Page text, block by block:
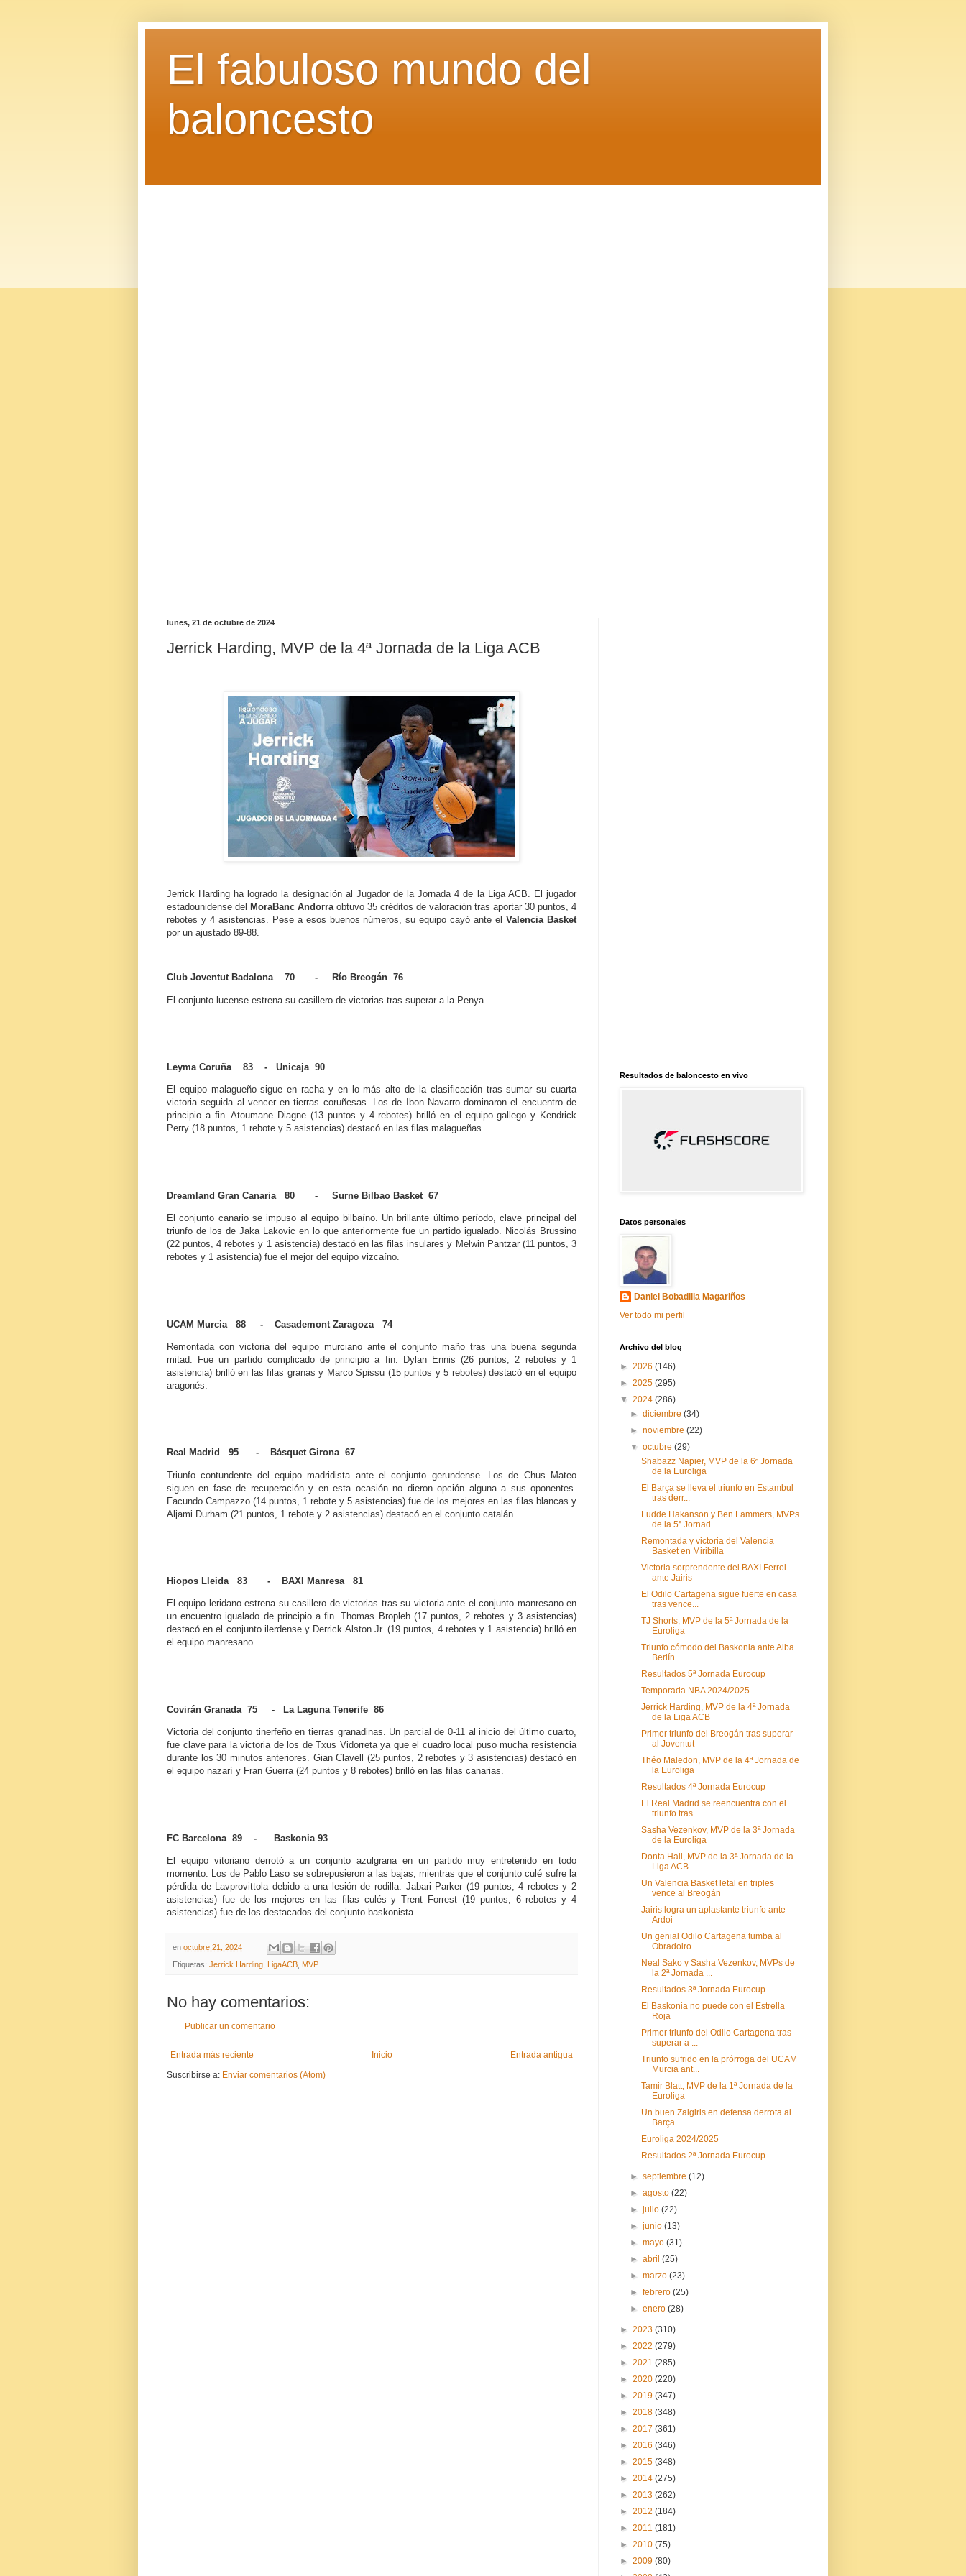
El fabuloso mundo del
baloncesto
lunes, 21 de octubre de 2024
Jerrick Harding, MVP de la 4ª Jornada de la Liga ACB
Jerrick Harding ha logrado la designación al Jugador de la Jornada 4 de la Liga ACB. El jugador
estadounidense del MoraBanc Andorra obtuvo 35 créditos de valoración tras aportar 30 puntos, 4
rebotes y 4 asistencias. Pese a esos buenos números, su equipo cayó ante elValencia Basket
por un ajustado 89-88.
Club Joventut Badalona 70 - Río Breogán 76
El conjunto lucense estrena su casillero de victorias tras superar a la Penya.
Leyma Coruña 83 - Unicaja 90
El equipo malagueño sigue en racha y en lo más alto de la clasificación tras sumar su cuarta
victoria seguida al vencer en tierras coruñesas. Los de Ibon Navarro dominaron el encuentro de
principio a fin. Atoumane Diagne (13 puntos y 4 rebotes) brilló en el equipo gallego y Kendrick
Perry (18 puntos, 1 rebote y 5 asistencias) destacó en las filas malagueñas.
Dreamland Gran Canaria 80 - Surne Bilbao Basket 67
El conjunto canario se impuso al equipo bilbaíno. Un brillante último período, clave principal del
triunfo de los de Jaka Lakovic en lo que anteriormente fue un partido igualado. Nicolás Brussino
(22 puntos, 4 rebotes y 1 asistencia) destacó en las filas insulares y Melwin Pantzar (11 puntos, 3
rebotes y 1 asistencia) fue el mejor del equipo vizcaíno.
UCAM Murcia 88 - Casademont Zaragoza 74
Remontada con victoria del equipo murciano ante el conjunto maño tras una buena segunda
mitad. Fue un partido complicado de principio a fin. Dylan Ennis (26 puntos, 2 rebotes y 1
asistencia) brilló en las filas granas y Marco Spissu (15 puntos y 5 rebotes) destacó en el equipo
aragonés.
Real Madrid 95 - Básquet Girona 67
Triunfo contundente del equipo madridista ante el conjunto gerundense. Los de Chus Mateo
siguen en fase de recuperación y en esta ocasión no dieron opción alguna a sus oponentes.
Facundo Campazzo (14 puntos, 1 rebote y 5 asistencias) fue de los mejores en las filas blancas y
Aljami Durham (21 puntos, 1 rebote y 2 asistencias) destacó en el conjunto catalán.
Hiopos Lleida 83 - BAXI Manresa 81
El equipo leridano estrena su casillero de victorias tras su victoria ante el conjunto manresano en
un encuentro igualado de principio a fin. Thomas Bropleh (17 puntos, 2 rebotes y 3 asistencias)
destacó en el conjunto ilerdense y Derrick Alston Jr. (19 puntos, 4 rebotes y 1 asistencia) brilló en
el equipo manresano.
Covirán Granada 75 - La Laguna Tenerife 86
Victoria del conjunto tinerfeño en tierras granadinas. Un parcial de 0-11 al inicio del último cuarto,
fue clave para la victoria de los de Txus Vidorreta ya que el cuadro local puso mucha resistencia
durante los 30 minutos anteriores. Gian Clavell (25 puntos, 2 rebotes y 3 asistencias) destacó en
el equipo nazarí y Fran Guerra (24 puntos y 8 rebotes) brilló en las filas canarias.
FC Barcelona 89 - Baskonia 93
El equipo vitoriano derrotó a un conjunto azulgrana en un partido muy entretenido en todo
momento. Los de Pablo Laso se sobrepusieron a las bajas, mientras que el conjunto culé sufre la
pérdida de Lavprovittola debido a una lesión de rodilla. Jabari Parker (19 puntos, 4 rebotes y 2
asistencias) fue de los mejores en las filas culés y Trent Forrest (19 puntos, 6 rebotes y 4
asistencias) fue de los destacados del conjunto baskonista.
en octubre 21, 2024
Etiquetas: Jerrick Harding LigaACB MVP
No hay comentarios:
Publicar un comentario
Entrada más reciente Entrada antigua
Inicio
Suscribirse a: Enviar comentarios (Atom)
Resultados de baloncesto en vivo
Datos personales
Daniel Bobadilla Magariños
Ver todo mi perfil
Archivo del blog
► 2026 (146)
► 2025 (295)
▼ 2024 (286)
►diciembre(34)
►noviembre(22)
▼octubre(29)
Shabazz Napier, MVP de la 6ª Jornada
de la Euroliga
El Barça se lleva el triunfo en Estambul
tras derr...
Ludde Hakanson y Ben Lammers, MVPs
de la 5ª Jornad...
Remontada y victoria del Valencia
Basket en Miribilla
Victoria sorprendente del BAXI Ferrol
ante Jairis
El Odilo Cartagena sigue fuerte en casa
tras vence...
TJ Shorts, MVP de la 5ª Jornada de la
Euroliga
Triunfo cómodo del Baskonia ante Alba
Berlín
Resultados 5ª Jornada Eurocup
Temporada NBA 2024/2025
Jerrick Harding, MVP de la 4ª Jornada
de la Liga ACB
Primer triunfo del Breogán tras superar
al Joventut
Théo Maledon, MVP de la 4ª Jornada de
la Euroliga
Resultados 4ª Jornada Eurocup
El Real Madrid se reencuentra con el
triunfo tras ...
Sasha Vezenkov, MVP de la 3ª Jornada
de la Euroliga
Donta Hall, MVP de la 3ª Jornada de la
Liga ACB
Un Valencia Basket letal en triples
vence al Breogán
Jairis logra un aplastante triunfo ante
Ardoi
Un genial Odilo Cartagena tumba al
Obradoiro
Neal Sako y Sasha Vezenkov, MVPs de
la 2ª Jornada ...
Resultados 3ª Jornada Eurocup
El Baskonia no puede con el Estrella
Roja
Primer triunfo del Odilo Cartagena tras
superar a ...
Triunfo sufrido en la prórroga del UCAM
Murcia ant...
Tamir Blatt, MVP de la 1ª Jornada de la
Euroliga
Un buen Zalgiris en defensa derrota al
Barça
Euroliga 2024/2025
Resultados 2ª Jornada Eurocup
►septiembre(12)
►agosto(22)
►julio(22)
►junio(13)
►mayo(31)
►abril(25)
►marzo(23)
►febrero(25)
►enero(28)
► 2023 (310)
► 2022 (279)
► 2021 (285)
► 2020 (220)
► 2019 (347)
► 2018 (348)
► 2017 (361)
► 2016 (346)
► 2015 (348)
► 2014 (275)
► 2013 (262)
► 2012 (184)
► 2011 (181)
► 2010 (75)
► 2009 (80)